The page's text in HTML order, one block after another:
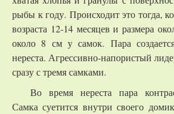
рыбы к году. Происходит это тогда,
возраста 12-14 месяцев и размера
около 8 см у самок. Пара
нереста. Агрессивно-напористый
сразу с тремя самками.
Во время нереста пара
Самка суетится внутри своего